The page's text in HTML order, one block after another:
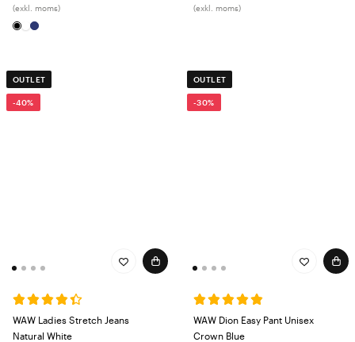
(exkl. moms) (exkl. moms)
OUTLET
-40%
WAW Ladies Stretch Jeans
Natural White
OUTLET
-30%
WAW Dion Easy Pant Unisex
Crown Blue